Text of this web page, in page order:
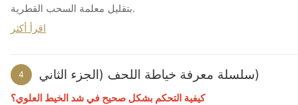
بتقليل معلمة السحب القطرية.
اقرأ أكثر
4 سلسلة معرفة خياطة اللحف (الجزء الثاني)
كيفية التحكم بشكل صحيح في شد الخيط العلوي؟